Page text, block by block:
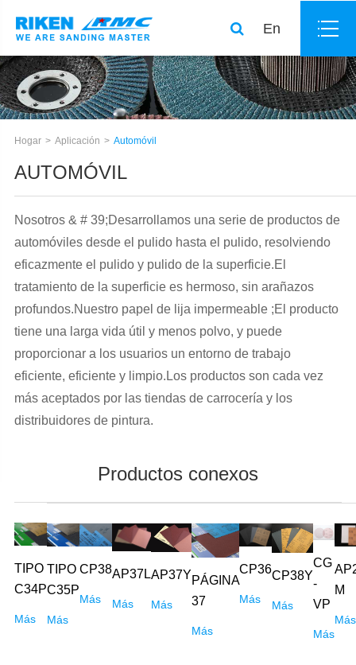
En
Hogar Aplicación Automóvil
AUTOMÓVIL
Nosotros & # 39;Desarrollamos una serie de productos de
automóviles desde el pulido hasta el pulido, resolviendo
eficazmente el pulido y pulido de la superficie.El
tratamiento de la superficie es hermoso, sin arañazos
profundos.Nuestro papel de lija impermeable ;El producto
tiene una larga vida útil y menos polvo, y puede
proporcionar a los usuarios un entorno de trabajo
eficiente, eficiente y limpio.Los productos son cada vez
más aceptados por las tiendas de carrocería y los
distribuidores de pintura.
Productos conexos
TIPO
C34P
Más
TIPO
C35P
Más
CP38
Más
AP37L
Más
AP37Y
Más
PÁGINA
37
Más
CP36
Más
CP38Y
Más
CG
-
VP
Más
M
Más